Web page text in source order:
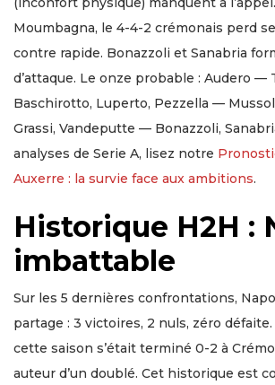
Moumbagna, le 4-4-2 crémonais perd
contre rapide. Bonazzoli et Sanabria
d’attaque. Le onze probable : Audero —
Baschirotto, Luperto, Pezzella —
Grassi, Vandeputte — Bonazzoli,
analyses de Serie A, lisez notre
Auxerre : la survie face aux ambitions.
Historique H2H :
imbattable
Sur les 5 dernières confrontations,
partage : 3 victoires, 2 nuls, zéro
cette saison s’était terminé 0-2 à
auteur d’un doublé. Cet historique est